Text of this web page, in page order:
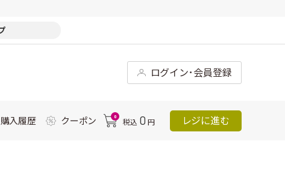
ログイン･会員登録
購入履歴 クーポン 0
税込 0 円 レジに進む